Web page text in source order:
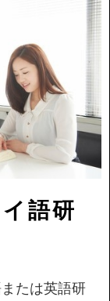
語研
たは英語研